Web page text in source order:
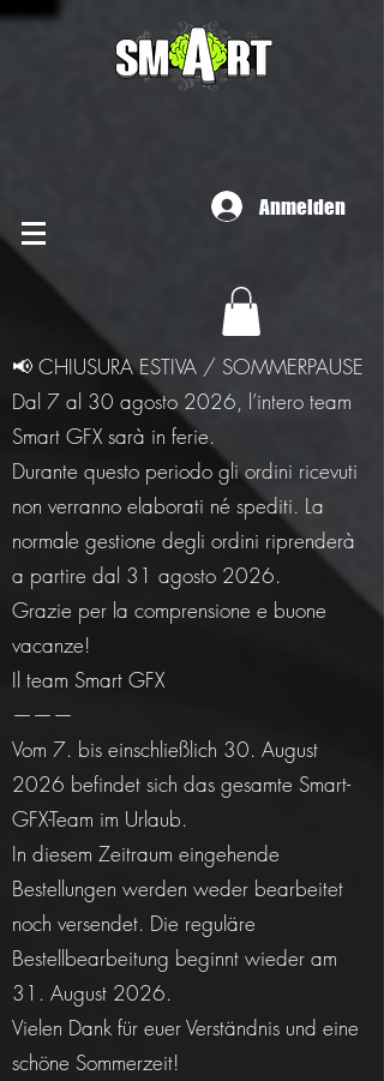
Anmelden
📢 CHIUSURA ESTIVA / SOMMERPAUSE
Dal 7 al 30 agosto 2026, l’intero team
Smart GFX sarà in ferie.
Durante questo periodo gli ordini ricevuti
non verranno elaborati né spediti. La
normale gestione degli ordini riprenderà
a partire dal 31 agosto 2026.
Grazie per la comprensione e buone
vacanze!
Il team Smart GFX
———
Vom 7. bis einschließlich 30. August
2026 befindet sich das gesamte Smart-
GFX-Team im Urlaub.
In diesem Zeitraum eingehende
Bestellungen werden weder bearbeitet
noch versendet. Die reguläre
Bestellbearbeitung beginnt wieder am
31. August 2026.
Vielen Dank für euer Verständnis und eine
schöne Sommerzeit!